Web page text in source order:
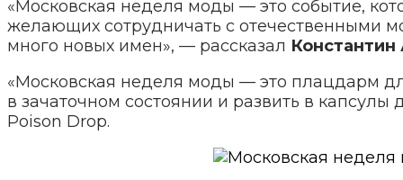
«Московская неделя моды — это событие,
желающих сотрудничать с отечественными
много новых имен», — рассказал
«Московская неделя моды — это плацдарм
в зачаточном состоянии и развить в
Poison Drop.